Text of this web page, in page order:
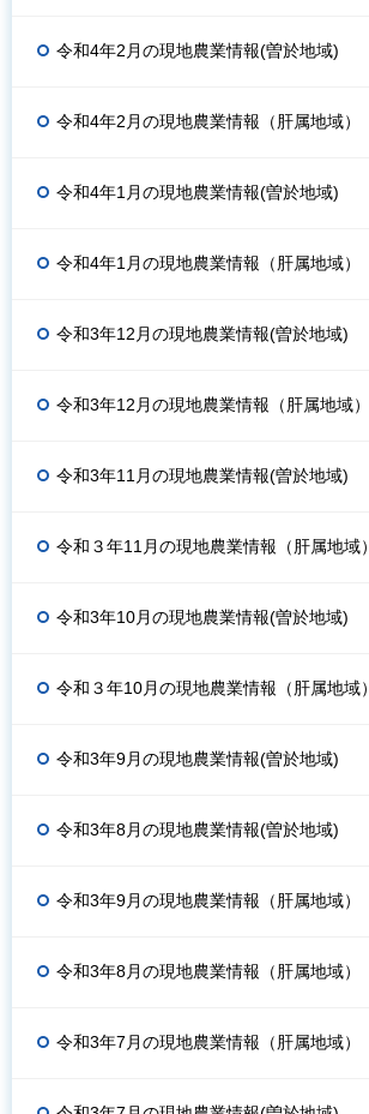
令和4年2月の現地農業情報(曽於地域)
令和4年2月の現地農業情報（肝属地域）
令和4年1月の現地農業情報(曽於地域)
令和4年1月の現地農業情報（肝属地域）
令和3年12月の現地農業情報(曽於地域)
令和3年12月の現地農業情報（肝属地域）
令和3年11月の現地農業情報(曽於地域)
令和３年11月の現地農業情報（肝属地域）
令和3年10月の現地農業情報(曽於地域)
令和３年10月の現地農業情報（肝属地域）
令和3年9月の現地農業情報(曽於地域)
令和3年8月の現地農業情報(曽於地域)
令和3年9月の現地農業情報（肝属地域）
令和3年8月の現地農業情報（肝属地域）
令和3年7月の現地農業情報（肝属地域）